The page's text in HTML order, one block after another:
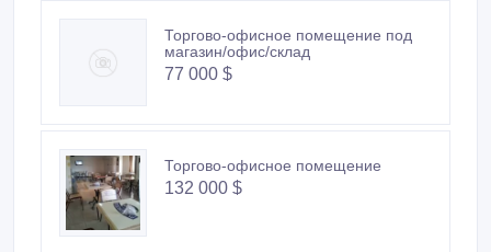
Торгово-офисное помещение под
магазин/офис/склад
77 000 $
Торгово-офисное помещение
132 000 $